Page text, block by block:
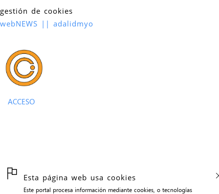
Esta página web usa cookies
Este portal procesa información mediante cookies, o tecnologías
gestión de cookies
webNEWS || adalidmyo
ACCESO